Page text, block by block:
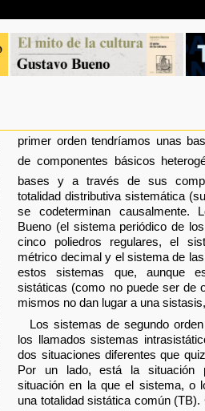
primer orden tendríamos unas
de componentes básicos
bases y a través de sus
totalidad distributiva sistemática
se codeterminan causalmente.
Bueno (el sistema periódico de
cinco poliedros regulares, el
métrico decimal y el sistema de
estos sistemas que, aunque
sistáticas (como no puede ser de
mismos no dan lugar a una
Los sistemas de segundo
los llamados sistemas
dos situaciones diferentes que
Por un lado, está la situación
situación en la que el sistema, o
una totalidad sistática común